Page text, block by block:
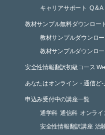
キャリアサポート Q & A
教材サンプル無料ダウンロー
教材サンプルダウンロ
教材サンプルダウンロー
安全性情報翻訳初級コース
あなたはオンライン・通信ど
申込み受付中の講座一覧
通学科 通信科 オンライ
安全性情報翻訳講座 治